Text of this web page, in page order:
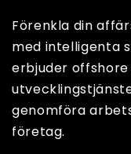
Förenkla din
med intelligenta
erbjuder
genomföra
företag.